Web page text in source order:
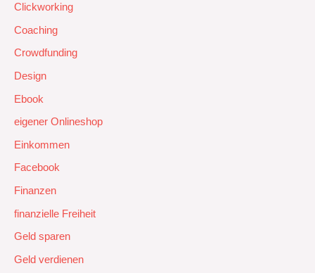
Clickworking
Coaching
Crowdfunding
Design
Ebook
eigener Onlineshop
Einkommen
Facebook
Finanzen
finanzielle Freiheit
Geld sparen
Geld verdienen